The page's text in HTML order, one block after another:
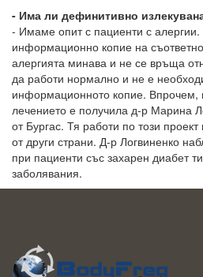
- Има ли дефинитивно
- Имаме опит с пациенти с
информационно копие на
алергията минава и не се връща
да работи нормално и не е
информационното копие. Впрочем,
лечението е получила д-р Марина
от Бургас. Тя работи по този
от други страни. Д-р Логвиненко
при пациенти със захарен диабет
заболявания.